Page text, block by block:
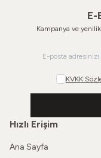
Kampanya ve
KVKK
Hızlı Erişim
Ana Sayfa